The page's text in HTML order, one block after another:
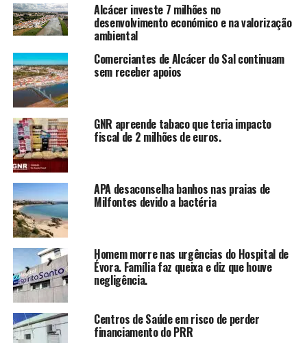
Alcácer investe 7 milhões no
desenvolvimento económico e na valorização
ambiental
Comerciantes de Alcácer do Sal continuam
sem receber apoios
GNR apreende tabaco que teria impacto
fiscal de 2 milhões de euros.
APA desaconselha banhos nas praias de
Milfontes devido a bactéria
Homem morre nas urgências do Hospital de
Évora. Família faz queixa e diz que houve
negligência.
Centros de Saúde em risco de perder
financiamento do PRR